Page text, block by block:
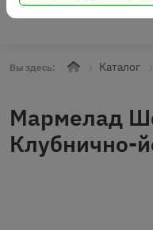
Вы здесь: Каталог
Мармелад
Клубнично-